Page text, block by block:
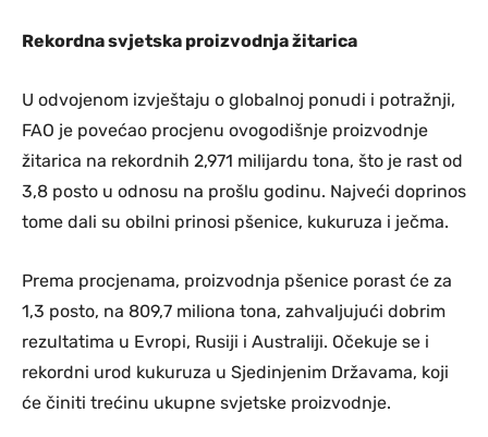
Rekordna svjetska proizvodnja žitarica
U odvojenom izvještaju o globalnoj ponudi i potražnji,
FAO je povećao procjenu ovogodišnje proizvodnje
žitarica na rekordnih 2,971 milijardu tona, što je rast od
3,8 posto u odnosu na prošlu godinu. Najveći doprinos
tome dali su obilni prinosi pšenice, kukuruza i ječma.
Prema procjenama, proizvodnja pšenice porast će za
1,3 posto, na 809,7 miliona tona, zahvaljujući dobrim
rezultatima u Evropi, Rusiji i Australiji. Očekuje se i
rekordni urod kukuruza u Sjedinjenim Državama, koji
će činiti trećinu ukupne svjetske proizvodnje.